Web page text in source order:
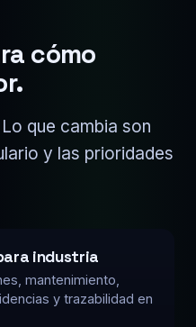
cómo
que cambia son
y las prioridades
industria
mantenimiento,
y trazabilidad en